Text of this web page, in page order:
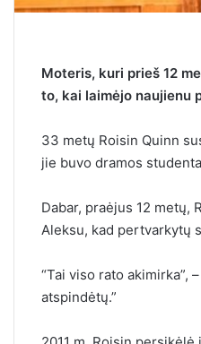
Moteris, kuri prieš 12
to, kai laimėjo naujienu
33 metų Roisin Quinn
jie buvo dramos
Dabar, praėjus 12 metų,
Aleksu, kad pertvarkytų
“Tai viso rato akimirka”,
atspindėtų.”